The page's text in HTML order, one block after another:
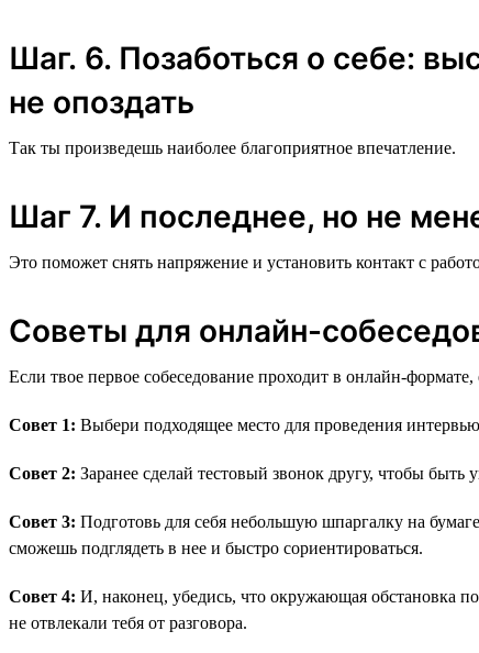
Шаг. 6. Позаботься о себе:
не опоздать
Так ты произведешь наиболее благоприятное впечатление.
Шаг 7. И последнее, но не
Это поможет снять напряжение и установить контакт с
Советы для онлайн-
Если твое первое собеседование проходит в онлайн-
Совет 1: Выбери подходящее место для проведения
Совет 2: Заранее сделай тестовый звонок другу, чтобы
Совет 3: Подготовь для себя небольшую шпаргалку на
сможешь подглядеть в нее и быстро сориентироваться.
Совет 4: И, наконец, убедись, что окружающая обстановка
не отвлекали тебя от разговора.